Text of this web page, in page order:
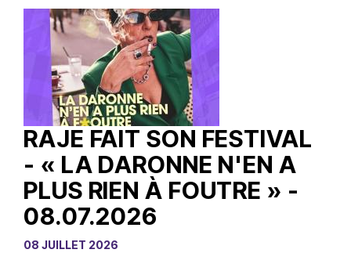
RAJE FAIT SON FESTIVAL
- « LA DARONNE N'EN A
PLUS RIEN À FOUTRE » -
08.07.2026
08 JUILLET 2026